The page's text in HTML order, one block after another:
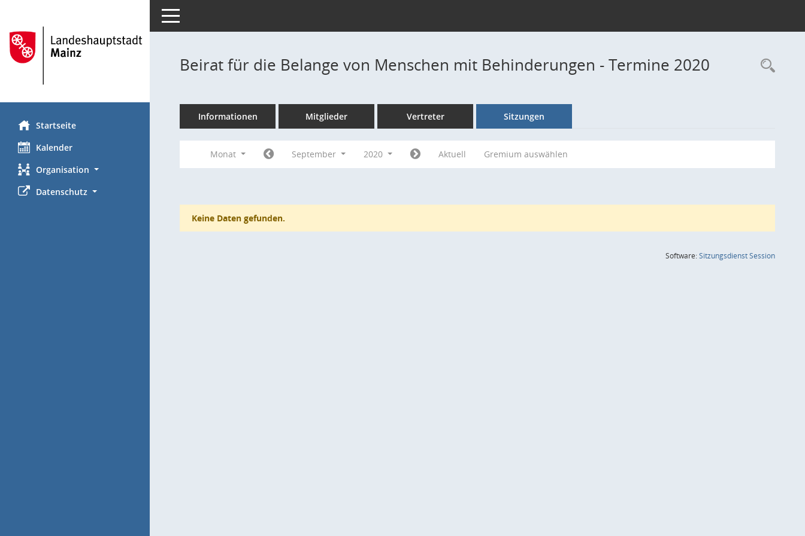
Startseite
Kalender
Organisation
Datenschutz
Toggle navigation
Beirat für die Belange von Menschen mit Behinderungen - Termine 2020
Informationen Mitglieder Vertreter Sitzungen
Monat September 2020 Aktuell Gremium auswählen
Keine Daten gefunden.
Software:SitzungsdienstSession(Wird in